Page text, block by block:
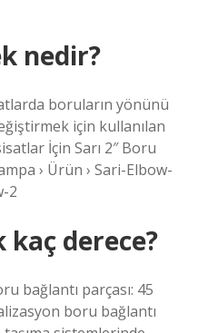
nedir?
boruların yönünü
için kullanılan
İçin Sarı 2″ Boru
› Ürün › Sari-Elbow-
2
kaç derece?
bağlantı parçası: 45
boru bağlantı